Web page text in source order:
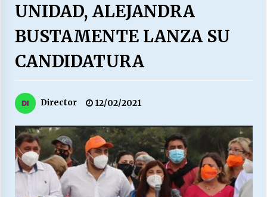
28/07/2026
“ORGULLOSOS DE SER DC” SALUDA EL
27/07/2026
LABORAL:
Escuela hospitalaria El Carmen de Maipu.
25/06/2026
UNIDAD, ALEJANDRA
BUSTAMENTE LANZA SU
CANDIDATURA
Director 12/02/2021